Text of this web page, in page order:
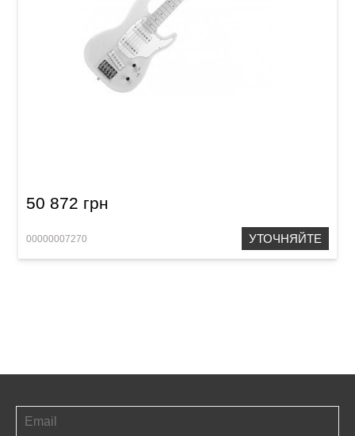
50 872 грн
00000007270 УТОЧНЯЙТЕ